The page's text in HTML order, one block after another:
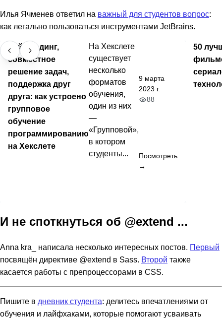
Илья Ячменев ответил на важный для студентов вопрос:
как легально пользоваться инструментами JetBrains.
Лайв-кодинг,
совместное
решение задач,
поддержка друг
друга: как устроено
групповое
обучение
программированию
на Хекслете
На Хекслете
существует
несколько
форматов
обучения,
один из них
—
«Групповой»,
в котором
студенты...
9 марта
2023 г.
88
Посмотреть
→
50
И не споткнуться об @extend ...
Anna kra_ написала несколько интересных постов. Первый
посвящён директиве @extend в Sass. Второй также
касается работы с препроцессорами в CSS.
Пишите в дневник студента: делитесь впечатлениями от
обучения и лайфхаками, которые помогают усваивать